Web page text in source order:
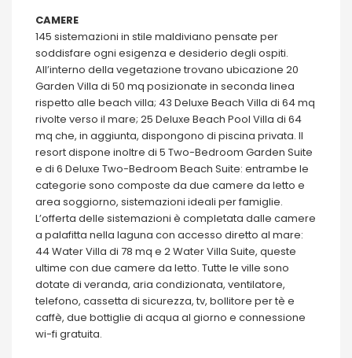
CAMERE
145 sistemazioni in stile maldiviano pensate per
soddisfare ogni esigenza e desiderio degli ospiti.
All’interno della vegetazione trovano ubicazione 20
Garden Villa di 50 mq posizionate in seconda linea
rispetto alle beach villa; 43 Deluxe Beach Villa di 64 mq
rivolte verso il mare; 25 Deluxe Beach Pool Villa di 64
mq che, in aggiunta, dispongono di piscina privata. Il
resort dispone inoltre di 5 Two-Bedroom Garden Suite
e di 6 Deluxe Two-Bedroom Beach Suite: entrambe le
categorie sono composte da due camere da letto e
area soggiorno, sistemazioni ideali per famiglie.
L’offerta delle sistemazioni è completata dalle camere
a palafitta nella laguna con accesso diretto al mare:
44 Water Villa di 78 mq e 2 Water Villa Suite, queste
ultime con due camere da letto. Tutte le ville sono
dotate di veranda, aria condizionata, ventilatore,
telefono, cassetta di sicurezza, tv, bollitore per tè e
caffè, due bottiglie di acqua al giorno e connessione
wi-fi gratuita.